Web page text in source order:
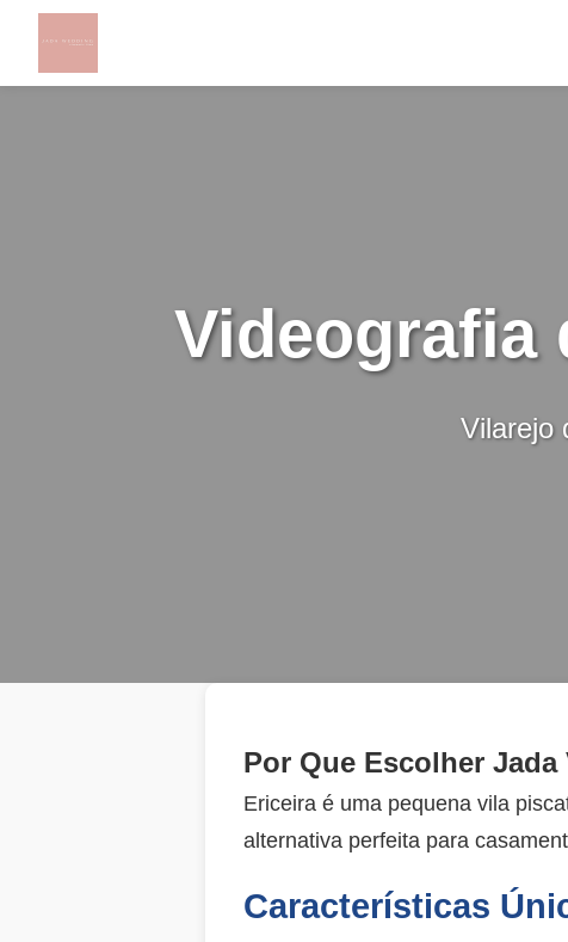
Videografia
Vilarejo
Por Que Escolher
Ericeira é uma pequena vila
alternativa perfeita para
Características